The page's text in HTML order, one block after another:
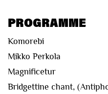
PROGRAMME
Komorebi
Mikko Perkola
Magnificetur
Bridgettine chant,